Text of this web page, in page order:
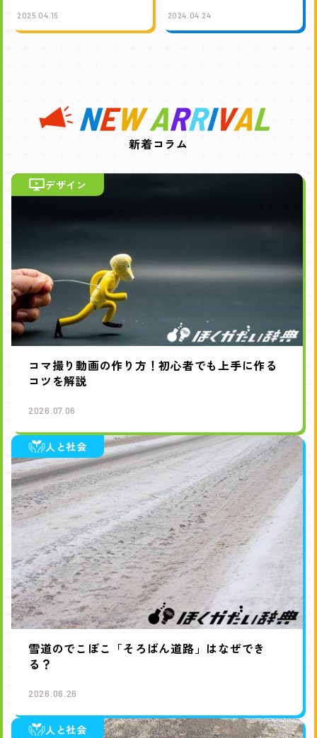
2025.04.16 2024.04.24
新着コラム
デザイン
コマ撮り動画の作り方！初心者でも上手に作る
コツを解説
2026.07.06
人と社会
雪道のでこぼこ「そろばん道路」はなぜでき
る？
2026.06.26
人と社会